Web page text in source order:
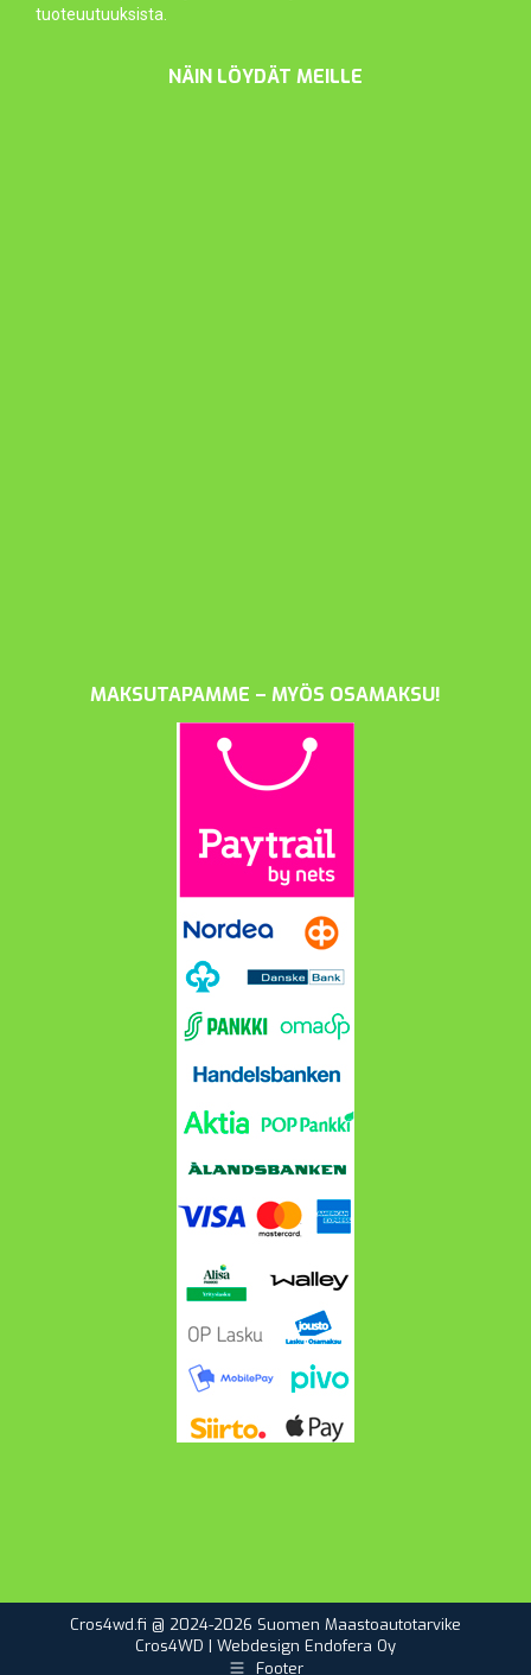
tuoteuutuuksista.
NÄIN LÖYDÄT MEILLE
MAKSUTAPAMME – MYÖS OSAMAKSU!
Cros4wd.fi @ 2024-2026 Suomen Maastoautotarvike
Cros4WD | Webdesign Endofera Oy
Footer